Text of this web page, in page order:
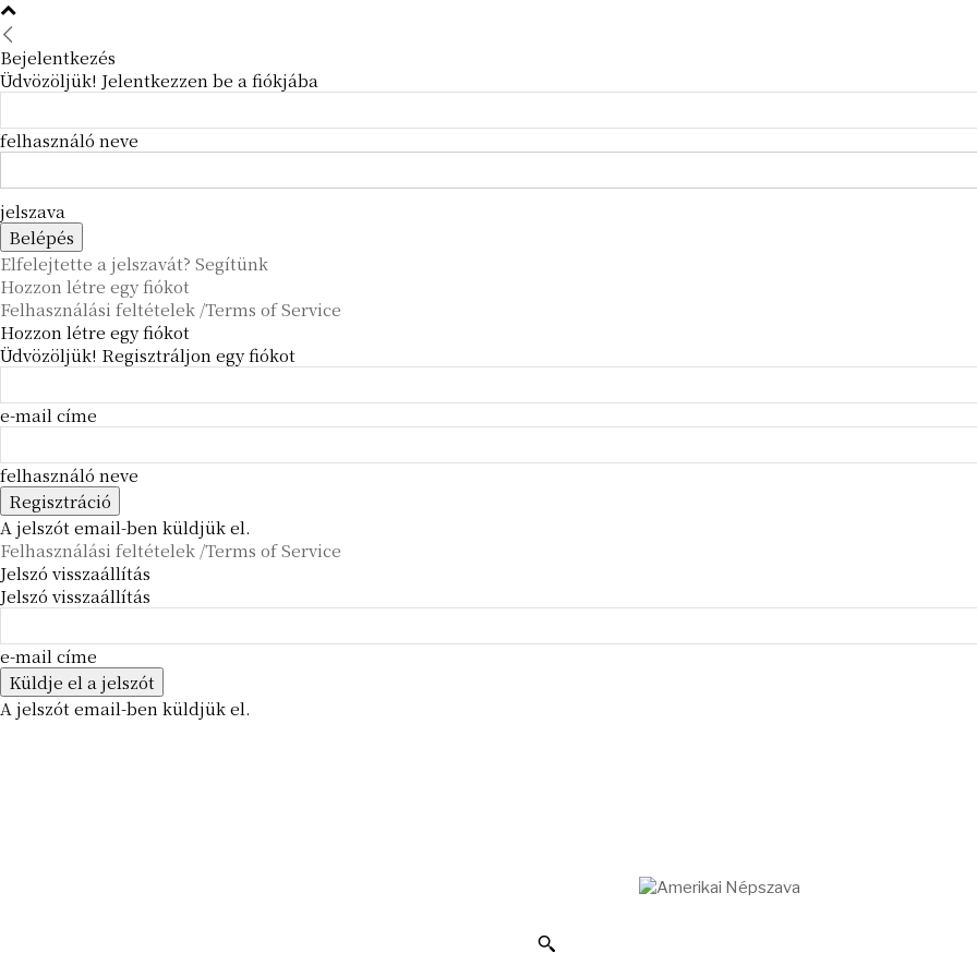
Bejelentkezés
Üdvözöljük! Jelentkezzen be a fiókjába
felhasználó neve
jelszava
Elfelejtette a jelszavát? Segítünk
Hozzon létre egy fiókot
Felhasználási feltételek /Terms of Service
Hozzon létre egy fiókot
Üdvözöljük! Regisztráljon egy fiókot
e-mail címe
felhasználó neve
A jelszót email-ben küldjük el.
Felhasználási feltételek /Terms of Service
Jelszó visszaállítás
Jelszó visszaállítás
e-mail címe
A jelszót email-ben küldjük el.